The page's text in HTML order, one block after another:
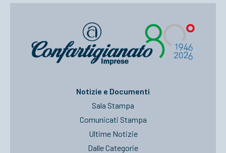
Notizie e Documenti
Sala Stampa
Comunicati Stampa
Ultime Notizie
Dalle Categorie